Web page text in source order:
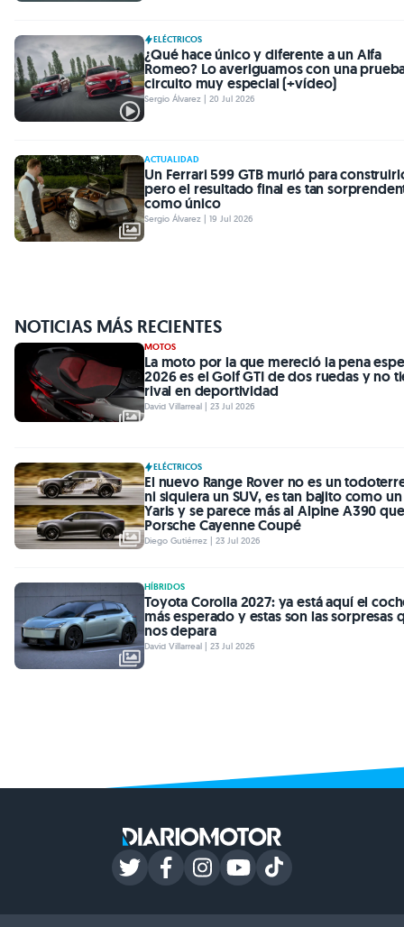
ELÉCTRICOS
¿Qué hace único y diferente a un Alfa
Romeo? Lo averiguamos con una
circuito muy especial (+vídeo)
Sergio Álvarez | 20 Jul 2026
ACTUALIDAD
Un Ferrari 599 GTB murió para
pero el resultado final es tan
como único
Sergio Álvarez | 19 Jul 2026
NOTICIAS MÁS RECIENTES
MOTOS
La moto por la que mereció la pena
2026 es el Golf GTI de dos ruedas y no
rival en deportividad
David Villarreal | 23 Jul 2026
ELÉCTRICOS
El nuevo Range Rover no es un
ni siquiera un SUV, es tan bajito como un
Yaris y se parece más al Alpine A390
Porsche Cayenne Coupé
Diego Gutiérrez | 23 Jul 2026
HÍBRIDOS
Toyota Corolla 2027: ya está aquí el
más esperado y estas son las sorpresas
nos depara
David Villarreal | 23 Jul 2026